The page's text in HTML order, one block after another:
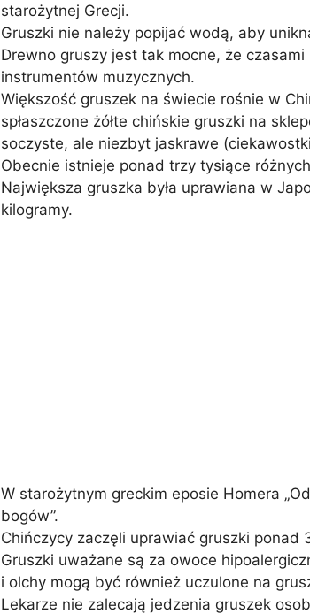
starożytnej Grecji.
Gruszki nie należy popijać wodą, aby
Drewno gruszy jest tak mocne, że
instrumentów muzycznych.
Większość gruszek na świecie rośnie w
spłaszczone żółte chińskie gruszki na
soczyste, ale niezbyt jaskrawe
Obecnie istnieje ponad trzy tysiące
Największa gruszka była uprawiana w
kilogramy.
W starożytnym greckim eposie Homera
bogów”.
Chińczycy zaczęli uprawiać gruszki ponad
Gruszki uważane są za owoce
i olchy mogą być również uczulone na
Lekarze nie zalecają jedzenia gruszek